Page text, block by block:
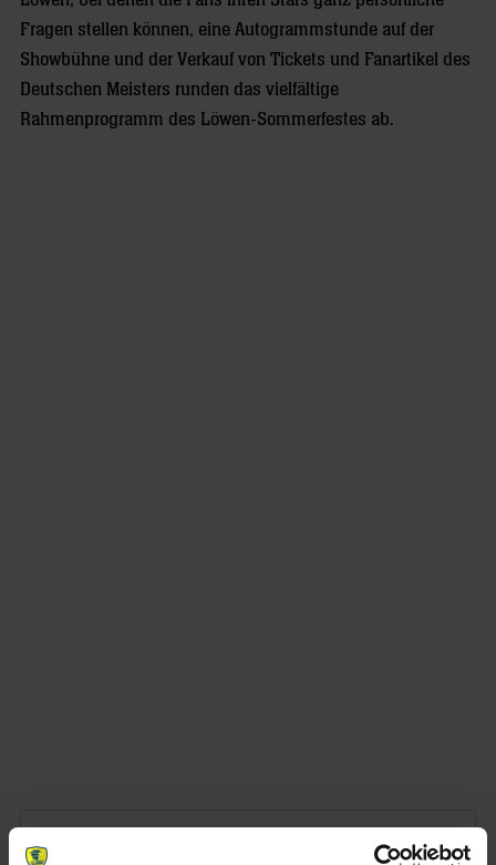
Fragen stellen können, eine Autogrammstunde auf der
Showbühne und der Verkauf von Tickets und Fanartikel des
Deutschen Meisters runden das vielfältige
Rahmenprogramm des Löwen-Sommerfestes ab.